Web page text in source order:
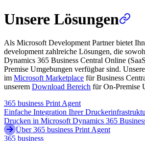
Unsere Lösungen
Als Microsoft Development Partner bietet
development zahlreiche Lösungen, die
Dynamics 365 Business Central Online
Premise Umgebungen verfügbar sind.
im Microsoft Marketplace für Business
unserem Download Bereich für On-Premise
365 business Print Agent
Einfache Integration Ihrer
Drucken in Microsoft Dynamics 365
Über 365 business Print Agent
365 business